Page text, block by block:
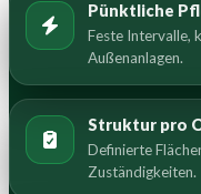
Pünktliche
Feste Intervalle,
Außenanlagen.
Struktur pro
Definierte
Zuständigkeiten.